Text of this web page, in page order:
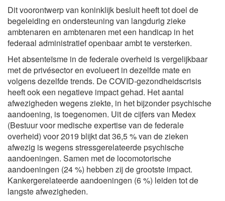
Dit voorontwerp van koninklijk besluit heeft tot doel de
begeleiding en ondersteuning van langdurig zieke
ambtenaren en ambtenaren met een handicap in het
federaal administratief openbaar ambt te versterken.
Het absenteïsme in de federale overheid is vergelijkbaar
met de privésector en evolueert in dezelfde mate en
volgens dezelfde trends. De COVID-gezondheidscrisis
heeft ook een negatieve impact gehad. Het aantal
afwezigheden wegens ziekte, in het bijzonder psychische
aandoening, is toegenomen. Uit de cijfers van Medex
(Bestuur voor medische expertise van de federale
overheid) voor 2019 blijkt dat 36,5 % van de zieken
afwezig is wegens stressgerelateerde psychische
aandoeningen. Samen met de locomotorische
aandoeningen (24 %) hebben zij de grootste impact.
Kankergerelateerde aandoeningen (6 %) leiden tot de
langste afwezigheden.